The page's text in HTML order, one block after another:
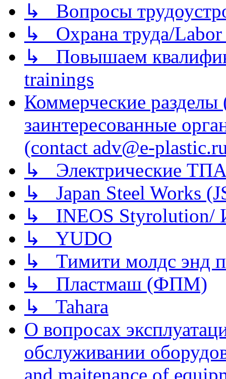
↳ Вопросы
↳ Охрана труда/Labor
↳ Повышаем
trainings
Коммерческие
заинтересованные
(contact adv@e-
↳ Электрические
↳ Japan Steel Works
↳ INEOS
↳ YUDO
↳ Тимити молдс энд
↳ Пластмаш (ФПМ)
↳ Tahara
О вопросах
обслуживании
and maitenance of